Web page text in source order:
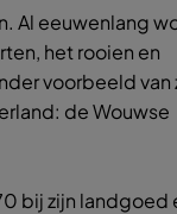
Al eeuwenlang
het rooien en
voorbeeld van
de Wouwse
bij zijn landgoed